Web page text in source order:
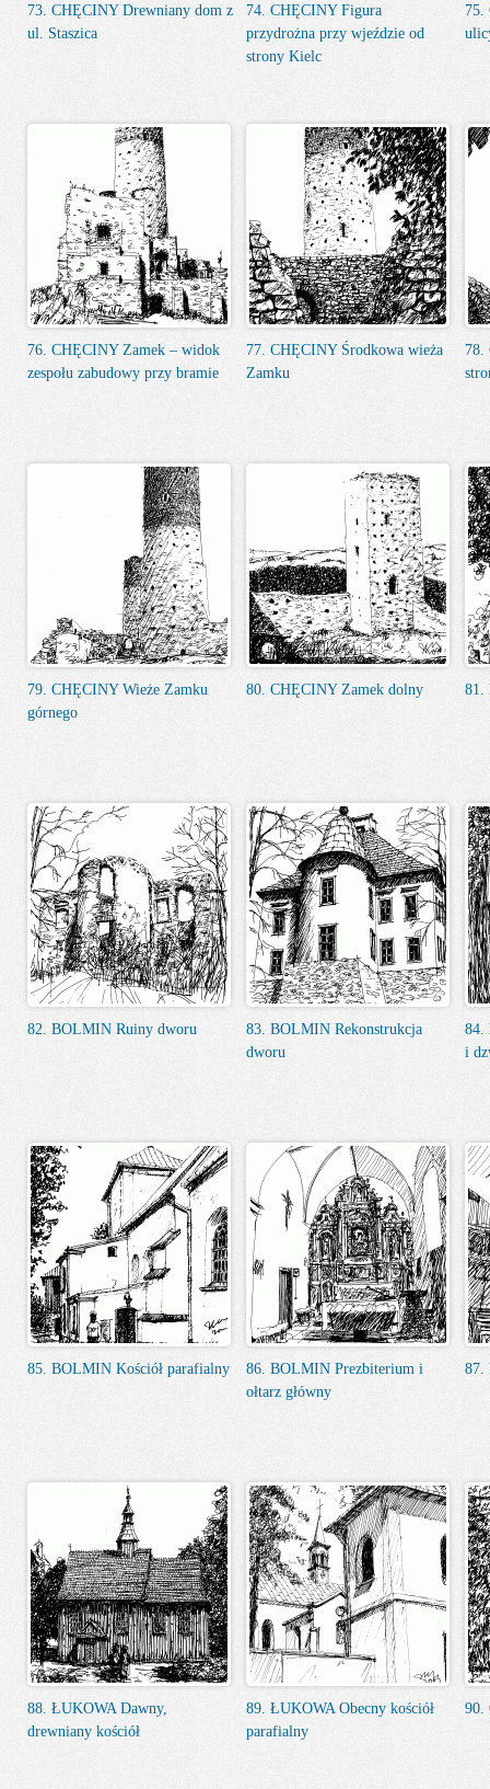
73. CHĘCINY Drewniany dom z
ul. Staszica
74. CHĘCINY Figura
przydrożna przy wjeździe od
strony Kielc
75.
76. CHĘCINY Zamek – widok
zespołu zabudowy przy bramie
77. CHĘCINY Środkowa wieża
Zamku
78.
79. CHĘCINY Wieże Zamku
górnego
80. CHĘCINY Zamek dolny 81.
82. BOLMIN Ruiny dworu
83. BOLMIN Rekonstrukcja
dworu
84.
i
85. BOLMIN Kościół parafialny
86. BOLMIN Prezbiterium i
ołtarz główny
87.
88. ŁUKOWA Dawny,
drewniany kościół
89. ŁUKOWA Obecny kościół
parafialny
90.